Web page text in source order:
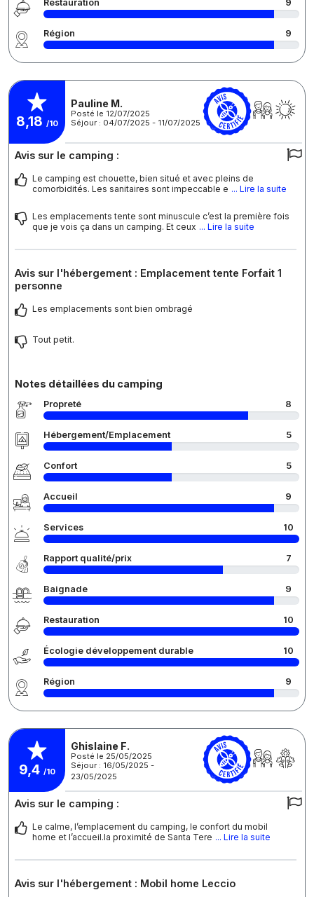
Restauration 9
Région 9
8,18 /10
Pauline M.
Posté le 12/07/2025
Séjour : 04/07/2025 - 11/07/2025
Avis sur le camping :
Le camping est chouette, bien situé et avec pleins de
comorbidités. Les sanitaires sont impeccable e ... Lire la suite
Les emplacements tente sont minuscule c’est la première fois
que je vois ça dans un camping. Et ceux ... Lire la suite
Avis sur l'hébergement : Emplacement tente Forfait 1
personne
Les emplacements sont bien ombragé
Tout petit.
Notes détaillées du camping
Propreté 8
Hébergement/Emplacement 5
Confort 5
Accueil 9
Services 10
Rapport qualité/prix 7
Baignade 9
Restauration 10
Écologie développement durable 10
Région 9
9,4 /10
Ghislaine F.
Posté le 25/05/2025
Séjour : 16/05/2025 -
23/05/2025
Avis sur le camping :
Le calme, l’emplacement du camping, le confort du mobil
home et l’accueil.la proximité de Santa Tere ... Lire la suite
Avis sur l'hébergement : Mobil home Leccio